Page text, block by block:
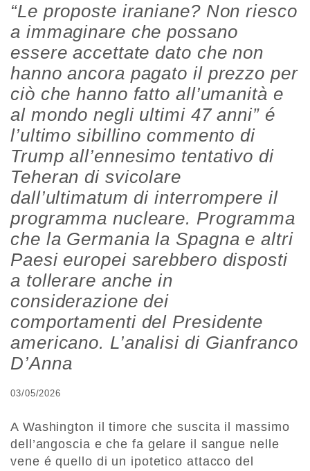
“Le proposte iraniane? Non riesco
a immaginare che possano
essere accettate dato che non
hanno ancora pagato il prezzo per
ciò che hanno fatto all’umanità e
al mondo negli ultimi 47 anni” é
l’ultimo sibillino commento di
Trump all’ennesimo tentativo di
Teheran di svicolare
dall’ultimatum di interrompere il
programma nucleare. Programma
che la Germania la Spagna e altri
Paesi europei sarebbero disposti
a tollerare anche in
considerazione dei
comportamenti del Presidente
americano. L’analisi di Gianfranco
D’Anna
03/05/2026
A Washington il timore che suscita il massimo
dell’angoscia e che fa gelare il sangue nelle
vene é quello di un ipotetico attacco del